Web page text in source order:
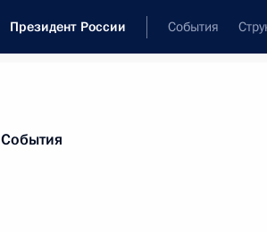
Президент России События
События